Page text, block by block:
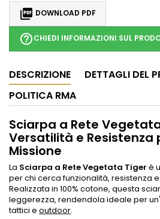
 DOWNLOAD PDF
help_outlineCHIEDI INFORMAZIONI SUL
DESCRIZIONE
DETTAGLI DEL
POLITICA RMA
Sciarpa a Rete
Versatilità e Resistenza
Missione
La Sciarpa a Rete Vegetata Tiger è
per chi cerca funzionalità, resistenza
Realizzata in 100% cotone, questa
leggerezza, rendendola ideale per
tattici e outdoor.